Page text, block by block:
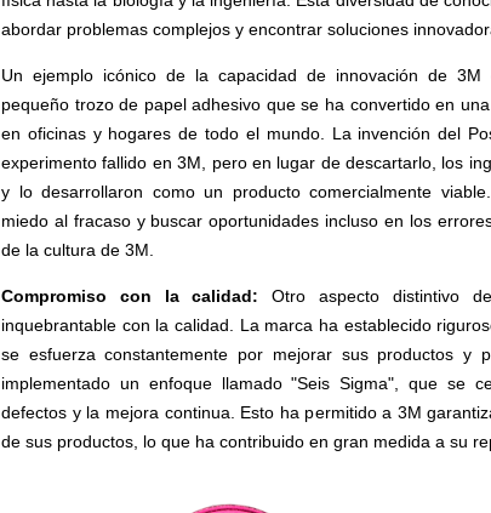
abordar problemas complejos y encontrar soluciones
Un ejemplo icónico de la capacidad de innovación de
pequeño trozo de papel adhesivo que se ha convertido en
en oficinas y hogares de todo el mundo. La invención del
experimento fallido en 3M, pero en lugar de descartarlo, los
y lo desarrollaron como un producto comercialmente
miedo al fracaso y buscar oportunidades incluso en los
de la cultura de 3M.
Compromiso con la calidad: Otro aspecto distintivo
inquebrantable con la calidad. La marca ha establecido
se esfuerza constantemente por mejorar sus productos y
implementado un enfoque llamado "Seis Sigma", que se
defectos y la mejora continua. Esto ha permitido a 3M
de sus productos, lo que ha contribuido en gran medida a su